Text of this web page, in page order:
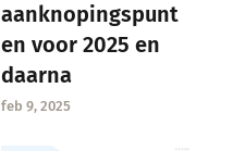
aanknopingspunt
en voor 2025 en
daarna
feb 9, 2025